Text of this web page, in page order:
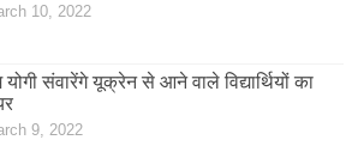
10, 2022
योगी संवारेंगे यूक्रेन से आने वाले विद्यार्थियों का
9, 2022